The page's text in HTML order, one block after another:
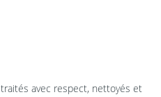
avec respect, nettoyés et